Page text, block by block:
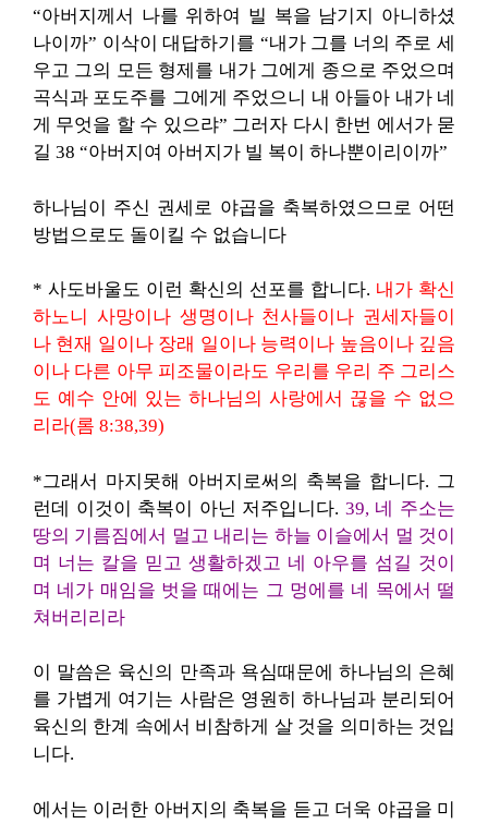
“아버지께서 나를 위하여 빌 복을 남기지 아니하셨
나이까” 이삭이 대답하기를 “내가 그를 너의 주로 세
우고 그의 모든 형제를 내가 그에게 종으로 주었으며
곡식과 포도주를 그에게 주었으니 내 아들아 내가 네
게 무엇을 할 수 있으랴” 그러자 다시 한번 에서가 묻
길 38 “아버지여 아버지가 빌 복이 하나뿐이리이까”
하나님이 주신 권세로 야곱을 축복하였으므로 어떤
방법으로도 돌이킬 수 없습니다
* 사도바울도 이런 확신의 선포를 합니다. 내가 확신
하노니 사망이나 생명이나 천사들이나 권세자들이
나 현재 일이나 장래 일이나 능력이나 높음이나 깊음
이나 다른 아무 피조물이라도 우리를 우리 주 그리스
도 예수 안에 있는 하나님의 사랑에서 끊을 수 없으
리라(롬 8:38,39)
*그래서 마지못해 아버지로써의 축복을 합니다. 그
런데 이것이 축복이 아닌 저주입니다. 39, 네 주소는
땅의 기름짐에서 멀고 내리는 하늘 이슬에서 멀 것이
며 너는 칼을 믿고 생활하겠고 네 아우를 섬길 것이
며 네가 매임을 벗을 때에는 그 멍에를 네 목에서 떨
쳐버리리라
이 말씀은 육신의 만족과 욕심때문에 하나님의 은혜
를 가볍게 여기는 사람은 영원히 하나님과 분리되어
육신의 한계 속에서 비참하게 살 것을 의미하는 것입
니다.
에서는 이러한 아버지의 축복을 듣고 더욱 야곱을 미